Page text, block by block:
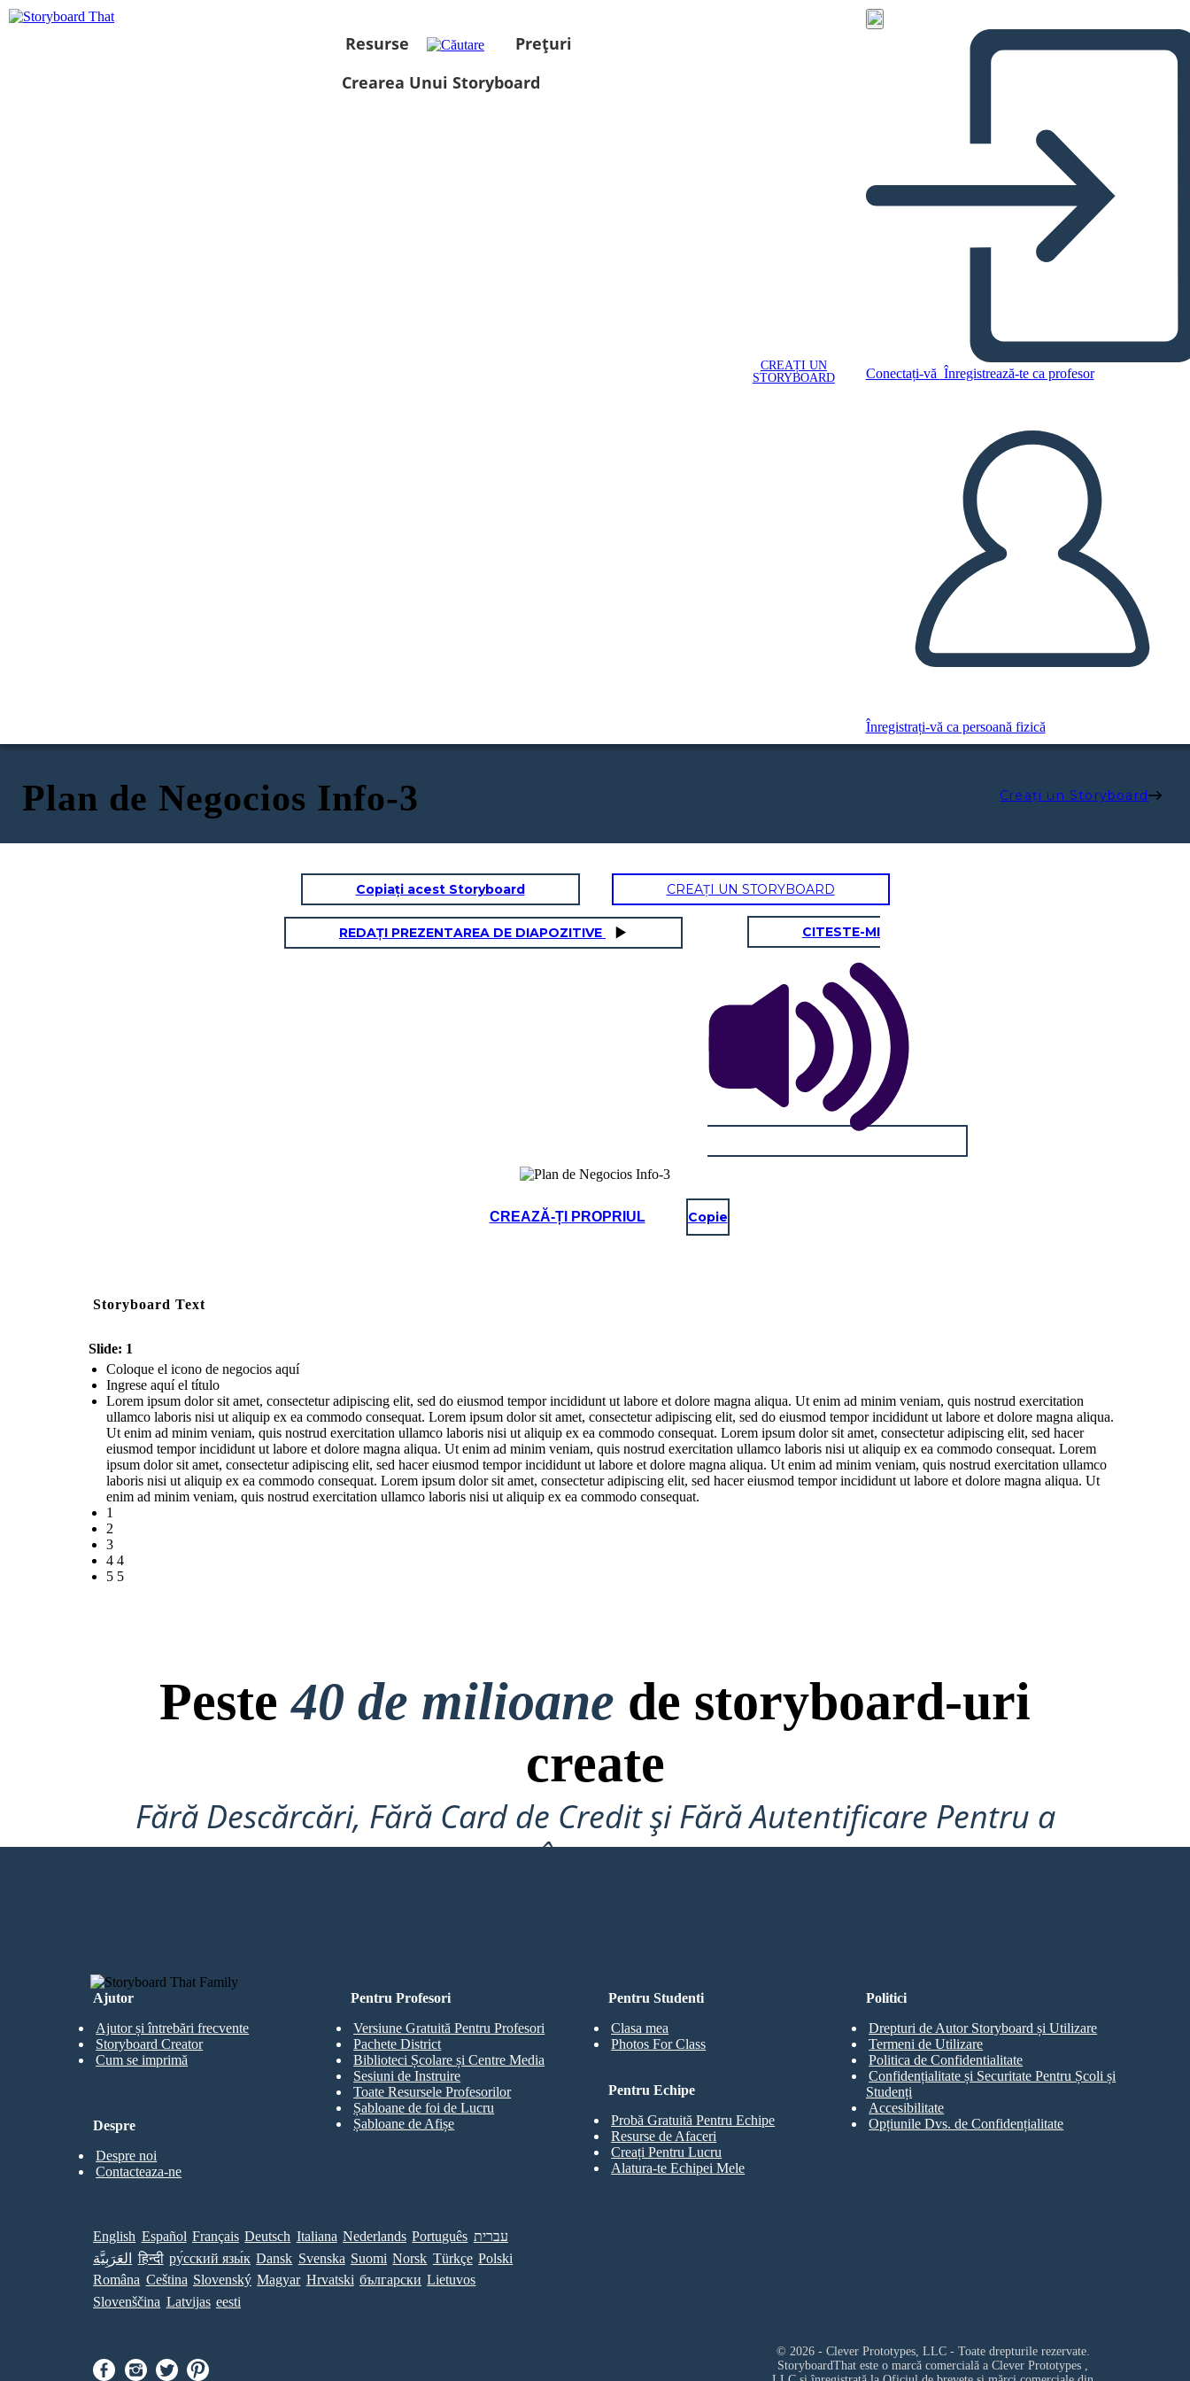
Resurse
Prețuri
Crearea Unui Storyboard
CREAȚI UN
STORYBOARD
Conectați-vă Înregistrează-te ca profesor
Înregistrați-vă ca persoană fizică
Plan de Negocios Info-3 Creați un Storyboard
Copiați acest Storyboard CREAȚI UN STORYBOARD
REDAȚI PREZENTAREA DE DIAPOZITIVE CITESTE-MI
CREAZĂ-ȚI PROPRIUL Copie
Storyboard Text
Slide: 1
Coloque el icono de negocios aquí
Ingrese aquí el título
Lorem ipsum dolor sit amet, consectetur adipiscing elit, sed do eiusmod tempor incididunt ut labore et dolore magna aliqua. Ut enim ad minim veniam, quis nostrud exercitation
ullamco laboris nisi ut aliquip ex ea commodo consequat. Lorem ipsum dolor sit amet, consectetur adipiscing elit, sed do eiusmod tempor incididunt ut labore et dolore magna aliqua.
Ut enim ad minim veniam, quis nostrud exercitation ullamco laboris nisi ut aliquip ex ea commodo consequat. Lorem ipsum dolor sit amet, consectetur adipiscing elit, sed hacer
eiusmod tempor incididunt ut labore et dolore magna aliqua. Ut enim ad minim veniam, quis nostrud exercitation ullamco laboris nisi ut aliquip ex ea commodo consequat. Lorem
ipsum dolor sit amet, consectetur adipiscing elit, sed hacer eiusmod tempor incididunt ut labore et dolore magna aliqua. Ut enim ad minim veniam, quis nostrud exercitation ullamco
laboris nisi ut aliquip ex ea commodo consequat. Lorem ipsum dolor sit amet, consectetur adipiscing elit, sed hacer eiusmod tempor incididunt ut labore et dolore magna aliqua. Ut
enim ad minim veniam, quis nostrud exercitation ullamco laboris nisi ut aliquip ex ea commodo consequat.
1
2
3
4 4
5 5
Peste40 de milioane de storyboard-uri
create
Fără Descărcări, Fără Card de Credit și Fără Autentificare Pentru a
Încerca!
Ajutor
Ajutor și întrebări frecvente
Storyboard Creator
Cum se imprimă
Pentru Studenti
Clasa mea
Photos For Class
Pentru Profesori
Versiune Gratuită Pentru Profesori
Pachete District
Biblioteci Școlare și Centre Media
Sesiuni de Instruire
Toate Resursele Profesorilor
Șabloane de foi de Lucru
Șabloane de Afișe
Pentru Echipe
Probă Gratuită Pentru Echipe
Resurse de Afaceri
Creați Pentru Lucru
Alatura-te Echipei Mele
Despre
Despre noi
Contacteaza-ne
Politici
Drepturi de Autor Storyboard și Utilizare
Termeni de Utilizare
Politica de Confidentialitate
Confidențialitate și Securitate Pentru Școli și
Studenți
Accesibilitate
Opțiunile Dvs. de Confidențialitate
English Español Français Deutsch Italiana Nederlands Português עברית
العَرَبِيَّة
हिन्दी ру́сский язы́к Dansk Svenska Suomi Norsk Türkçe Polski
Româna Ceština Slovenský Magyar Hrvatski български Lietuvos
Slovenščina Latvijas eesti
© 2026 - Clever Prototypes, LLC - Toate drepturile rezervate.
StoryboardThat este o marcă comercială a Clever Prototypes ,